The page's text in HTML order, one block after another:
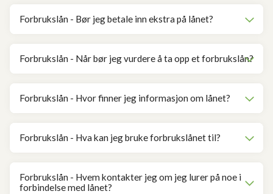
Forbrukslån - Bør jeg betale inn ekstra på lånet?
Forbrukslån - Når bør jeg vurdere å ta opp et forbrukslån?
Forbrukslån - Hvor finner jeg informasjon om lånet?
Forbrukslån - Hva kan jeg bruke forbrukslånet til?
Forbrukslån - Hvem kontakter jeg om jeg lurer på noe i
forbindelse med lånet?